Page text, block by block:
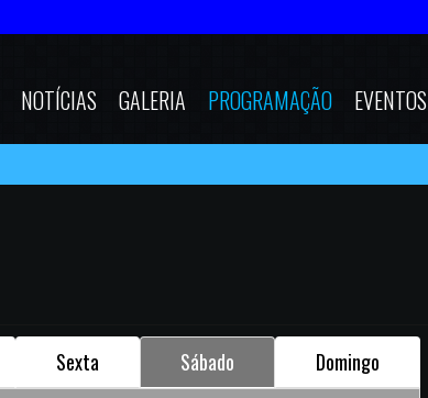
NOTÍCIAS GALERIA PROGRAMAÇÃO EVENTOS
Sexta Sábado Domingo